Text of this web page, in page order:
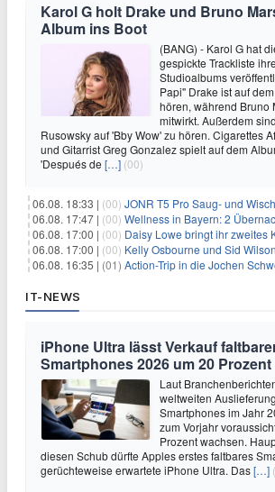
Karol G holt Drake und Bruno
Album ins Boot
(BANG) - Karol G hat
gespickte Trackliste
Studioalbums
Papi" Drake ist auf
hören, während Bruno
mitwirkt. Außerdem
Rusowsky auf 'Bby Wow' zu hören. Cigarettes
und Gitarrist Greg Gonzalez spielt auf dem
'Después de […] (00)
06.08. 18:33 | (00) JONR T5 Pro Saug- und
06.08. 17:47 | (00) Wellness in Bayern: 2 Übernachtungen im DAS LUDWIG
06.08. 17:00 | (00) Daisy Lowe bringt ihr zweites
06.08. 17:00 | (00) Kelly Osbourne und Sid Wilson sollen
06.08. 16:35 | (01) Action-Trip in die Jochen Schweizer Arena inklusive
IT-NEWS
iPhone Ultra lässt Verkauf
Smartphones 2026 um 20
Laut
weltweiten
Smartphones im Jahr
zum Vorjahr
Prozent wachsen.
diesen Schub dürfte Apples erstes faltbares
gerüchteweise erwartete iPhone Ultra. Das[…]